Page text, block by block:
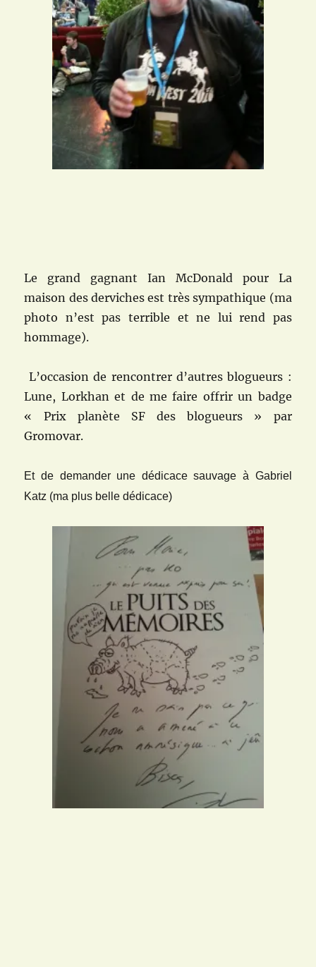
Le grand gagnant Ian McDonald pour La
maison des derviches est très sympathique (ma
photo n’est pas terrible et ne lui rend pas
hommage).
L’occasion de rencontrer d’autres blogueurs :
Lune, Lorkhan et de me faire offrir un badge
« Prix planète SF des blogueurs » par
Gromovar.
Et de demander une dédicace sauvage à Gabriel
Katz (ma plus belle dédicace)